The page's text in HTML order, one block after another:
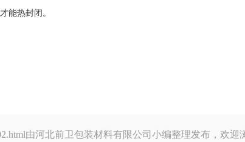
能热封闭。
由河北前卫包装材料有限公司小编整理发布，欢迎